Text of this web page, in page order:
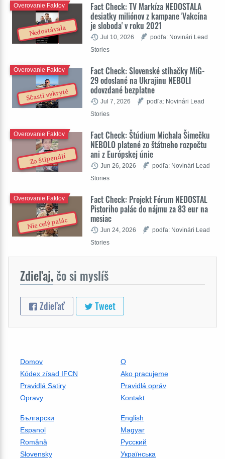
Nedostávala
Fact Check: TV Markíza NEDOSTALA
desiatky miliónov z kampane 'Vakcína
je sloboda' v roku 2021
Overovanie Faktov
Jul 10, 2026
podľa: Novinári Lead
Stories
Sčasti vykryté
Fact Check: Slovenské stíhačky MiG-
29 odoslané na Ukrajinu NEBOLI
odovzdané bezplatne
Overovanie Faktov
Jul 7, 2026
podľa: Novinári Lead
Stories
Zo štipendií
Fact Check: Štúdium Michala Šimečku
NEBOLO platené zo štátneho rozpočtu
ani z Európskej únie
Overovanie Faktov
Jun 26, 2026
podľa: Novinári Lead
Stories
Nie celý palác
Fact Check: Projekt Fórum NEDOSTAL
Pistoriho palác do nájmu za 83 eur na
mesiac
Overovanie Faktov
Jun 24, 2026
podľa: Novinári Lead
Stories
Zdieľaj, čo si myslíš
Zdieľať Tweet
Domov
O
Kódex zísad IFCN
Ako pracujeme
Pravidlá Satiry
Pravidlá opráv
Opravy
Kontakt
Български
English
Espanol
Magyar
Română
Русский
Slovensky
Українська